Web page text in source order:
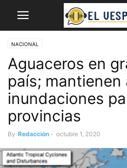
NACIONAL
Aguaceros en
país;
inundaciones
provincias
By Redacción - octubre 1, 2020